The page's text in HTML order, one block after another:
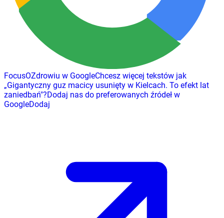
FocusOZdrowiu w GoogleChcesz więcej tekstów jak
„Gigantyczny guz macicy usunięty w Kielcach. To efekt lat
zaniedbań"?Dodaj nas do preferowanych źródeł w
GoogleDodaj